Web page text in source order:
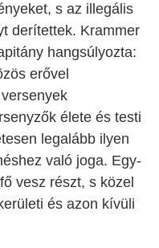
s az illegális
derítettek. Krammer
hangsúlyozta:
erővel
élete és testi
legalább ilyen
való joga. Egy-
vesz részt, s közel
és azon kívüli